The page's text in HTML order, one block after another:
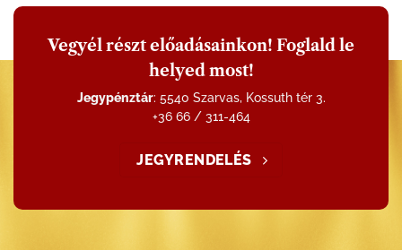
Vegyél részt előadásainkon! Foglald le
helyed most!
Jegypénztár: 5540 Szarvas, Kossuth tér 3.
+36 66 / 311-464
JEGYRENDELÉS